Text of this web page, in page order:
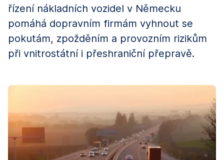
řízení nákladních vozidel v Německu
pomáhá dopravním firmám vyhnout se
pokutám, zpožděním a provozním rizikům
při vnitrostátní i přeshraniční přepravě.